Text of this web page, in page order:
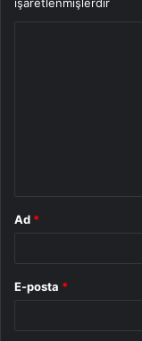
Ad *
E-posta *